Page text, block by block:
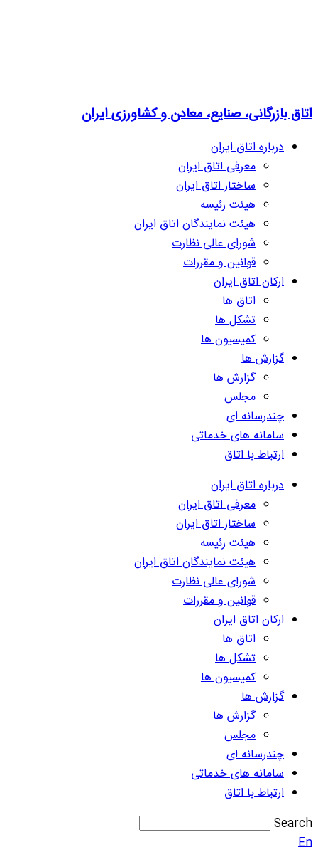
اتاق بازرگانی، صنایع، معادن و کشاورزی ایران
درباره اتاق ایران
معرفی اتاق ایران
ساختار اتاق ایران
هیئت رئیسه
هیئت نمایندگان اتاق ایران
شورای عالی نظارت
قوانین و مقررات
ارکان اتاق ایران
اتاق ها
تشکل ها
کمیسیون ها
گزارش ها
گزارش ها
مجلس
چندرسانه ای
سامانه های خدماتی
ارتباط با اتاق
درباره اتاق ایران
معرفی اتاق ایران
ساختار اتاق ایران
هیئت رئیسه
هیئت نمایندگان اتاق ایران
شورای عالی نظارت
قوانین و مقررات
ارکان اتاق ایران
اتاق ها
تشکل ها
کمیسیون ها
گزارش ها
گزارش ها
مجلس
چندرسانه ای
سامانه های خدماتی
ارتباط با اتاق
Search
En